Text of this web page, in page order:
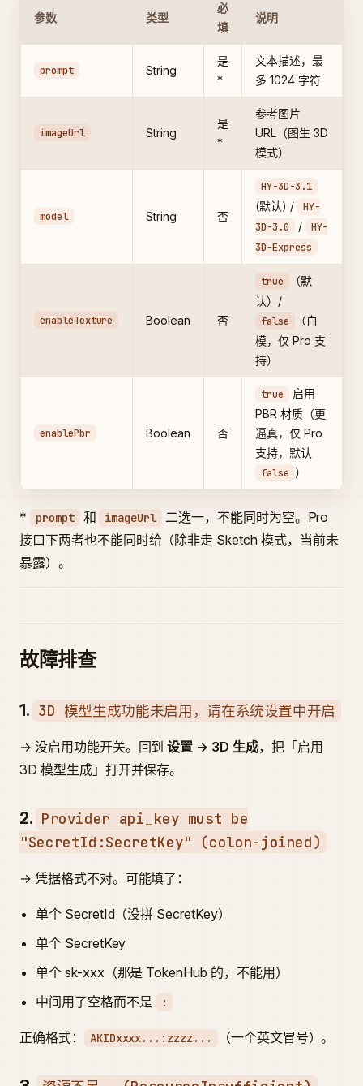
参数 类型
必
填
说明
prompt String
是
*
文本描述，最
多 1024 字符
imageUrl String
是
*
参考图片
URL（图生 3D
模式）
model String 否
HY-3D-3.1
(默认) /
HY-
3D-3.0
/
HY-
3D-Express
enableTexture Boolean 否
true
（默
认）/
false
（白
模，仅 Pro 支
持）
enablePbr Boolean 否
true
启用
PBR 材质（更
逼真，仅 Pro
支持，默认
false ）
* prompt 和 imageUrl
二选一，不能同时为空。Pro
接口下两者也不能同时给（除非走 Sketch 模式，当前未
暴露）。
故障排查
1. 3D 模型生成功能未启用，请在系统设置中开启
→ 没启用功能开关。回到设置 → 3D 生成，把「启用
3D 模型生成」打开并保存。
2. Provider api_key must be
"SecretId:SecretKey" (colon-joined)
→ 凭据格式不对。可能填了：
单个 SecretId（没拼 SecretKey）
单个 SecretKey
单个 sk-xxx（那是 TokenHub 的，不能用）
中间用了空格而不是
:
正确格式： AKIDxxxx...:zzzz... （一个英文冒号）。